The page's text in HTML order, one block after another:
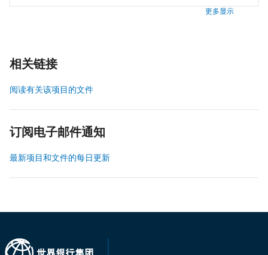
更多显示
相关链接
阅读有关该项目的文件
订阅电子邮件通知
最新项目和文件的每日更新